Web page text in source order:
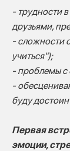
- трудности
друзьями,
- сложности
учиться");
- проблемы
-
буду
Первая
эмоции,